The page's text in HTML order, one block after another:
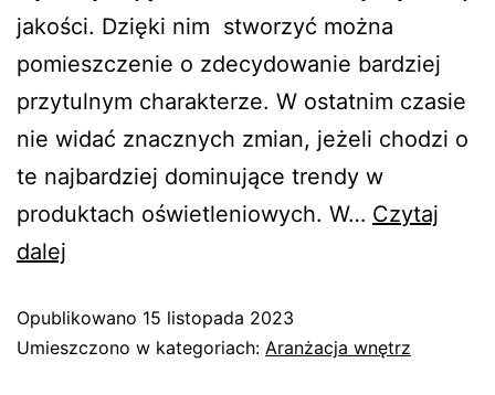
jakości. Dzięki nim stworzyć można
pomieszczenie o zdecydowanie bardziej
przytulnym charakterze. W ostatnim czasie
nie widać znacznych zmian, jeżeli chodzi o
te najbardziej dominujące trendy w
produktach oświetleniowych. W… Czytaj
dalej
Opublikowano 15 listopada 2023
Umieszczono w kategoriach: Aranżacja wnętrz